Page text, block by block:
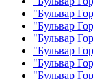
"Бульвар
"Бульвар
"Бульвар
"Бульвар
"Бульвар
"Бульвар